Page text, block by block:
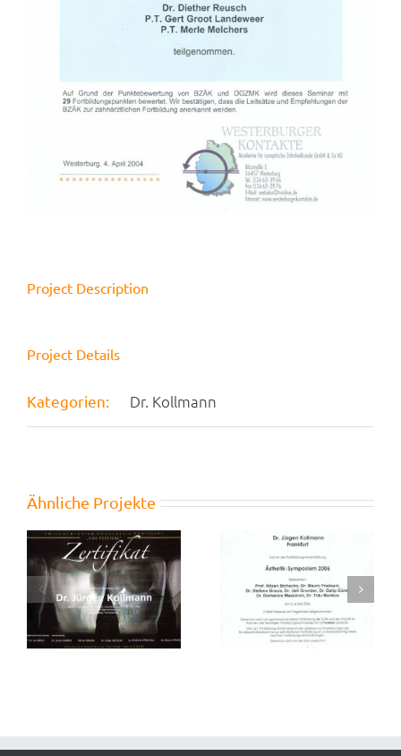
Project Description
Project Details
Kategorien: Dr. Kollmann
Ähnliche Projekte
Ästehtik-
Symposium 2006
ESTHETICS 2000